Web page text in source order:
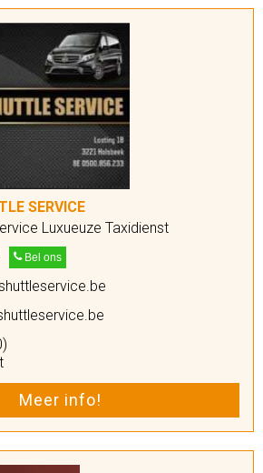
SERVICE
Luxueuze Taxidienst
Bel ons
Meer info!